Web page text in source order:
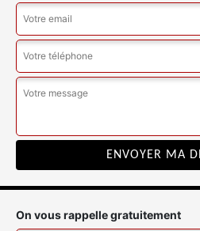
On vous rappelle gratuitement